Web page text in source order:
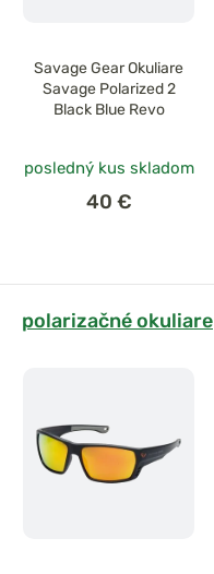
Savage Gear Okuliare
Savage Polarized 2
Black Blue Revo
posledný kus skladom
40 €
polarizačné okuliare